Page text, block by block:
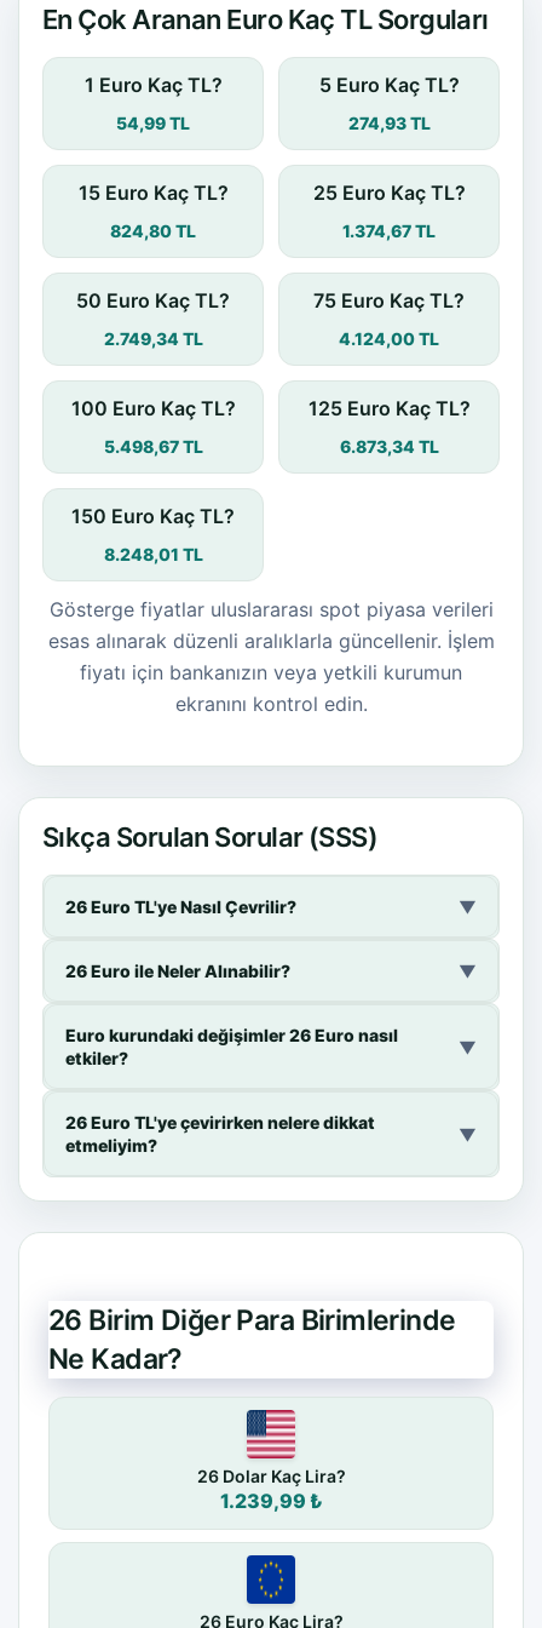
En Çok Aranan Euro Kaç TL Sorguları
1 Euro Kaç TL?
54,99 TL
5 Euro Kaç TL?
274,93 TL
15 Euro Kaç TL?
824,80 TL
25 Euro Kaç TL?
1.374,67 TL
50 Euro Kaç TL?
2.749,34 TL
75 Euro Kaç TL?
4.124,00 TL
100 Euro Kaç TL?
5.498,67 TL
125 Euro Kaç TL?
6.873,34 TL
150 Euro Kaç TL?
8.248,01 TL
Gösterge fiyatlar uluslararası spot piyasa verileri
esas alınarak düzenli aralıklarla güncellenir. İşlem
fiyatı için bankanızın veya yetkili kurumun
ekranını kontrol edin.
Sıkça Sorulan Sorular (SSS)
26 Euro TL'ye Nasıl Çevrilir? ▼
26 Euro ile Neler Alınabilir? ▼
Euro kurundaki değişimler 26 Euro nasıl
etkiler?
▼
26 Euro TL'ye çevirirken nelere dikkat
etmeliyim?
▼
26 Birim Diğer Para Birimlerinde
Ne Kadar?
26 Dolar Kaç Lira?
1.239,99 ₺
26 Euro Kaç Lira?